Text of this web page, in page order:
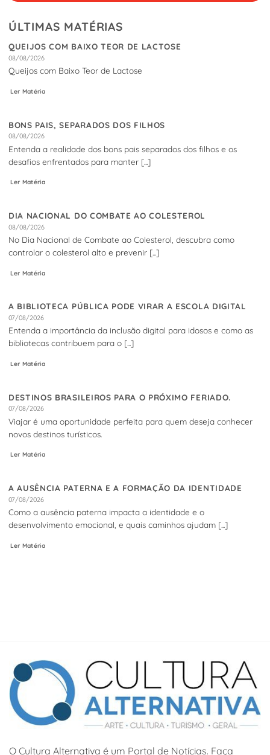
ÚLTIMAS MATÉRIAS
QUEIJOS COM BAIXO TEOR DE LACTOSE
08/08/2026
Queijos com Baixo Teor de Lactose
Ler Matéria
BONS PAIS, SEPARADOS DOS FILHOS
08/08/2026
Entenda a realidade dos bons pais separados dos filhos e os
desafios enfrentados para manter [...]
Ler Matéria
DIA NACIONAL DO COMBATE AO COLESTEROL
08/08/2026
No Dia Nacional de Combate ao Colesterol, descubra como
controlar o colesterol alto e prevenir [...]
Ler Matéria
A BIBLIOTECA PÚBLICA PODE VIRAR A ESCOLA DIGITAL
07/08/2026
Entenda a importância da inclusão digital para idosos e como as
bibliotecas contribuem para o [...]
Ler Matéria
DESTINOS BRASILEIROS PARA O PRÓXIMO FERIADO.
07/08/2026
Viajar é uma oportunidade perfeita para quem deseja conhecer
novos destinos turísticos.
Ler Matéria
A AUSÊNCIA PATERNA E A FORMAÇÃO DA IDENTIDADE
07/08/2026
Como a ausência paterna impacta a identidade e o
desenvolvimento emocional, e quais caminhos ajudam [...]
Ler Matéria
O Cultura Alternativa é um Portal de Notícias. Faça